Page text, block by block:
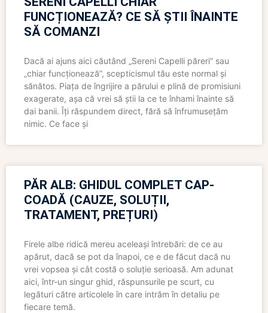
FUNCȚIONEAZĂ? CE SĂ ȘTII ÎNAINTE
SĂ COMANZI
Dacă ai ajuns aici căutând „Sereni Capelli păreri” sau
„chiar funcționează”, scepticismul tău este normal și
sănătos. Piața de îngrijire a părului e plină de promisiuni
exagerate, așa că vrei să știi la ce te înhami înainte să
dai banii. Îți răspundem direct, fără să înfrumusețăm
nimic. Ce face și
PĂR ALB: GHIDUL COMPLET CAP-
COADĂ (CAUZE, SOLUȚII,
TRATAMENT, PREȚURI)
Firele albe ridică mereu aceleași întrebări: de ce au
apărut, dacă se pot da înapoi, ce e de făcut dacă nu
vrei vopsea și cât costă o soluție serioasă. Am adunat
aici, într-un singur ghid, răspunsurile pe scurt, cu
legături către articolele în care intrăm în detaliu pe
fiecare temă.